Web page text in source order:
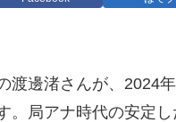
渡邊渚さんが、2024
。局アナ時代の安定